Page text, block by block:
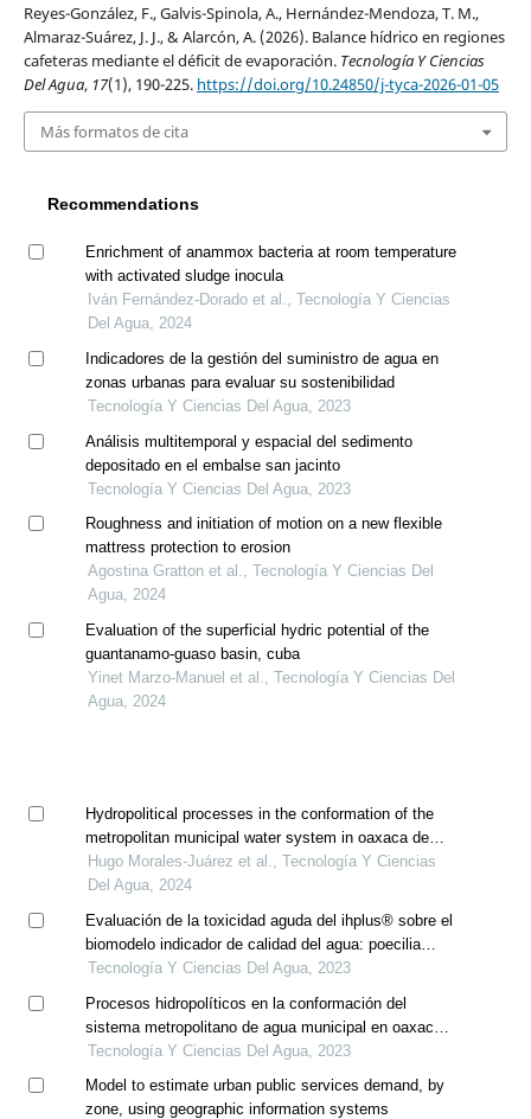
Reyes-González, F., Galvis-Spinola, A., Hernández-Mendoza, T. M.,
Almaraz-Suárez, J. J., & Alarcón, A. (2026). Balance hídrico en regiones
cafeteras mediante el déficit de evaporación. Tecnología Y Ciencias
Del Agua, 17(1), 190-225. https://doi.org/10.24850/j-tyca-2026-01-05
Más formatos de cita
Recommendations
Enrichment of anammox bacteria at room temperature
with activated sludge inocula
Iván Fernández-Dorado et al., Tecnología Y Ciencias
Del Agua, 2024
Indicadores de la gestión del suministro de agua en
zonas urbanas para evaluar su sostenibilidad
Tecnología Y Ciencias Del Agua, 2023
Análisis multitemporal y espacial del sedimento
depositado en el embalse san jacinto
Tecnología Y Ciencias Del Agua, 2023
Roughness and initiation of motion on a new flexible
mattress protection to erosion
Agostina Gratton et al., Tecnología Y Ciencias Del
Agua, 2024
Evaluation of the superficial hydric potential of the
guantanamo-guaso basin, cuba
Yinet Marzo-Manuel et al., Tecnología Y Ciencias Del
Agua, 2024
Hydropolitical processes in the conformation of the
metropolitan municipal water system in oaxaca de
juarez, oaxaca, mexico
Hugo Morales-Juárez et al., Tecnología Y Ciencias
Del Agua, 2024
Evaluación de la toxicidad aguda del ihplus® sobre el
biomodelo indicador de calidad del agua: poecilia
reticulata
Tecnología Y Ciencias Del Agua, 2023
Procesos hidropolíticos en la conformación del
sistema metropolitano de agua municipal en oaxaca
de juárez, oaxaca, méxico
Tecnología Y Ciencias Del Agua, 2023
Model to estimate urban public services demand, by
zone, using geographic information systems